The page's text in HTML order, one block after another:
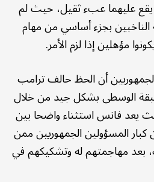
يقع عليهما عبء ثقيل، حيث لم
الناخبين بجزء أساسي من مهام
مؤهلين إذا لزم الأمر.
أن الحظ حالف ترامب
الوسطى بشكل جيد من خلال
يعد فانس استثناء واضحا بين
المسؤولين الجمهوريين ممن
بعد مهاجمتهم له وتشكيكهم في